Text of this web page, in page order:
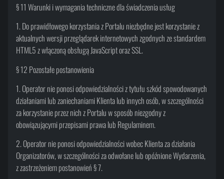
§ 11 Warunki i wymagania techniczne dla świadczenia usług
1. Do prawidłowego korzystania z Portalu niezbędne jest korzystanie z
aktualnych wersji przeglądarek internetowych zgodnych ze standardem
HTML5 z włączoną obsługą JavaScript oraz SSL.
§ 12 Pozostałe postanowienia
1. Operator nie ponosi odpowiedzialności z tytułu szkód spowodowanych
działaniami lub zaniechaniami Klienta lub innych osób, w szczególności
za korzystanie przez nich z Portalu w sposób niezgodny z
obowiązującymi przepisami prawa lub Regulaminem.
2. Operator nie ponosi odpowiedzialności wobec Klienta za działania
Organizatorów, w szczególności za odwołane lub opóźnione Wydarzenia,
z zastrzeżeniem postanowień § 7.